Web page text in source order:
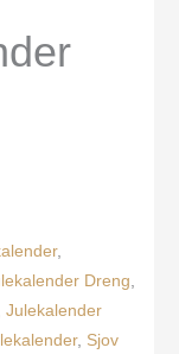
,
Dreng
Julekalender
, Sjov